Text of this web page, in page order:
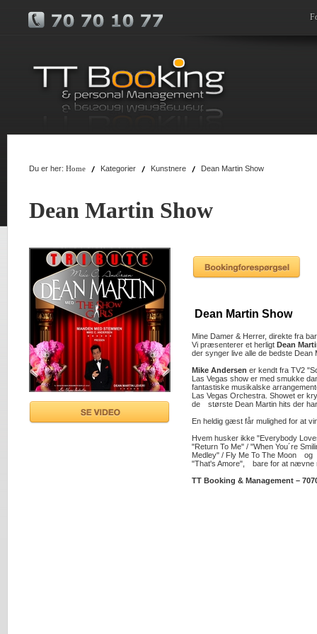
Du er her: Home Kategorier Kunstnere Dean Martin Show
Dean Martin Show
Dean Martin Show
Mine Damer & Herrer, direkte fra
Vi præsenterer et herligt Dean
der synger live alle de bedste Dean
Mike Andersen er kendt fra TV2
Las Vegas show er med smukke
fantastiske musikalske
Las Vegas Orchestra. Showet er
de største Dean Martin hits der
En heldig gæst får mulighed for at
Hvem husker ikke "Everybody
"Return To Me" / "When You´re
Medley" / Fly Me To The Moon
"That's Amore", bare for at
TT Booking & Management –